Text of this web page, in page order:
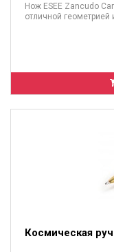
Нож ESEE Zancudo
отличной геометрией
Космическая